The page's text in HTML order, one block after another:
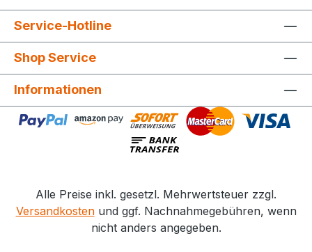
Service-Hotline
Shop Service
Informationen
Alle Preise inkl. gesetzl. Mehrwertsteuer zzgl.
Versandkostenund ggf. Nachnahmegebühren, wenn
nicht anders angegeben.